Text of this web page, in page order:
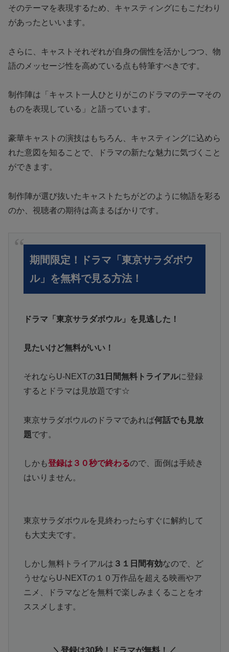
そのテーマを表現するため、キャスティングにもこだわり
があったといいます。
さらに、キャストそれぞれが自身の個性を活かしつつ、物
語のメッセージ性を高めている点も特筆すべきです。
制作陣は「キャスト一人ひとりがこのドラマのテーマその
ものを表現している」と語っています。
豪華キャストの演技はもちろん、キャスティングに込めら
れた意図を知ることで、ドラマの新たな魅力に気づくこと
ができます。
制作陣が選び抜いたキャストたちがどのように物語を彩る
のか、視聴者の期待は高まるばかりです。
期間限定！ドラマ「東京サラダボウ
ル」を無料で見る方法！
ドラマ「東京サラダボウル」を見逃した！
見たいけど無料がいい！
それならU-NEXTの31日間無料トライアルに登録
するとドラマは見放題です☆
東京サラダボウルのドラマであれば何話でも見放
題です。
しかも登録は３０秒で終わるので、面倒は手続き
はいりません。
東京サラダボウルを見終わったらすぐに解約して
も大丈夫です。
しかし無料トライアルは ３１日間有効なので、ど
うせならU-NEXTの１０万作品を超える映画やア
ニメ、ドラマなどを無料で楽しみまくることをオ
ススメします。
＼登録は30秒！ドラマが無料！／